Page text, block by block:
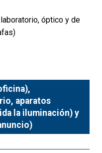
óptico y de
aparatos
la iluminación) y